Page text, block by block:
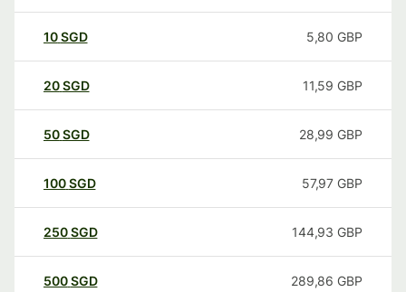
10SGD 5,80 GBP
20SGD 11,59 GBP
50SGD 28,99 GBP
100SGD 57,97 GBP
250SGD 144,93 GBP
500SGD 289,86 GBP